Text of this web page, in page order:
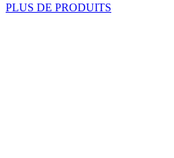
PLUS DE PRODUITS